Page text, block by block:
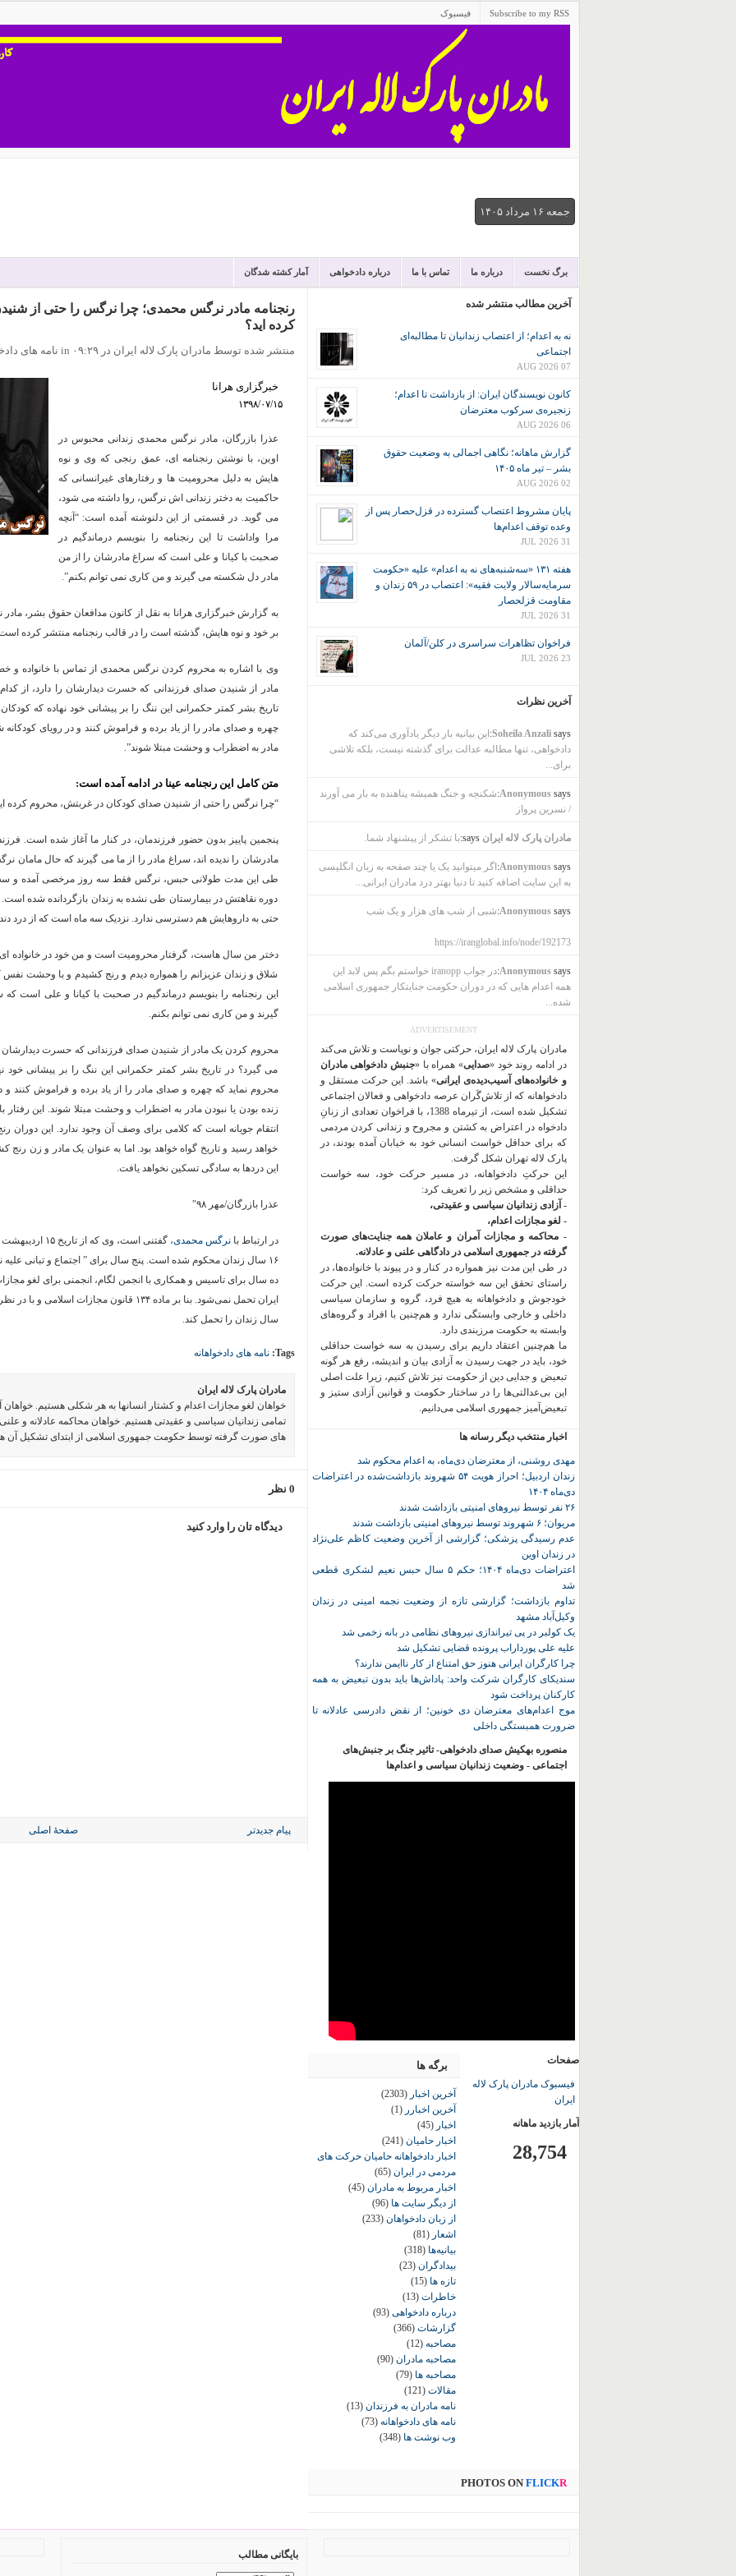
Subscribe to my RSS فیسبوک
جمعه ۱۶ مرداد ۱۴۰۵
برگ نخست درباره ما تماس با ما درباره دادخواهی آمار کشته شدگان
رنجنامه مادر نرگس محمدی؛ چرا نرگس را حتی از
کرده اید؟
منتشر شده توسط مادران پارک لاله ایران در ۰۹:۲۹ in نامه های
خبرگزاری هرانا
۱۳۹۸/۰۷/۱۵
عذرا بازرگان، مادر نرگس محمدی زندانی محبوس در
اوین، با نوشتن رنجنامه ای، عمق رنجی که وی و نوه
هایش به دلیل محرومیت ها و رفتارهای غیرانسانی که
حاکمیت به دختر زندانی اش نرگس، روا داشته می شود،
می گوید. در قسمتی از این دلنوشته آمده است: “ آنچه
مرا واداشت تا این رنجنامه را بنویسم درماندگیم در
صحبت با کیانا و علی است که سراغ مادرشان را از من
مادر دل شکسته می گیرند و من کاری نمی توانم بکنم”.
به گزارش خبرگزاری هرانا به نقل از کانون مدافعان حقوق بشر،
بر خود و نوه هایش، گذشته است را در قالب رنجنامه منتشر کرده
وی با اشاره به محروم کردن نرگس محمدی از تماس با خانواده و
مادر از شنیدن صدای فرزندانی که حسرت دیدارشان را دارد، از
تاریخ بشر کمتر حکمرانی این ننگ را بر پیشانی خود نهاده که
چهره و صدای مادر را از یاد برده و فراموش کنند و در رویای
مادر به اضطراب و وحشت مبتلا شوند”.
متن کامل این رنجنامه عینا در ادامه آمده است:
“چرا نرگس را حتی از شنیدن صدای کودکان در غربتش، محروم کرده
پنجمین پاییز بدون حضور فرزندمان، در کنار ما آغاز شده است.
مادرشان را ندیده اند، سراغ مادر را از ما می گیرند که حال
طی این مدت طولانی حبس، نرگس فقط سه روز مرخصی آمده و سه
دوره نقاهتش در بیمارستان طی نشده به زندان بازگردانده شده
حتی به داروهایش هم دسترسی ندارد. نزدیک سه ماه است که از درد
دختر من سال هاست، گرفتار محرومیت است و من خود در خانواده ای
شلاق و زندان عزیزانم را همواره دیدم و رنج کشیدم و با وحشت نفس
این رنجنامه را بنویسم درماندگیم در صحبت با کیانا و علی است
گیرند و من کاری نمی توانم بکنم.
محروم کردن یک مادر از شنیدن صدای فرزندانی که حسرت دیدارشان
می گیرد؟ در تاریخ بشر کمتر حکمرانی این ننگ را بر پیشانی خود
محروم نماید که چهره و صدای مادر را از یاد برده و فراموش کنند
زنده بودن یا نبودن مادر به اضطراب و وحشت مبتلا شوند. این رفتار
انتقام جویانه است که کلامی برای وصف آن وجود ندارد. این دوران
خواهد رسید و تاریخ گواه خواهد بود. اما به عنوان یک مادر و زن
این دردها به سادگی تسکین نخواهد یافت.
عذرا بازرگان/مهر ۹۸″
در ارتباط بانرگس محمدی
۱۶ سال زندان محکوم شده است. پنج سال برای ” اجتماع و تبانی علیه
ده سال برای تاسیس و همکاری با انجمن لگام، انجمنی برای لغو
سال زندان را تحمل کند.
Tags: نامه های دادخواهانه
مادران پارک لاله ایران
خواهان لغو مجازات اعدام و کشتار انسانها به هر شکلی هستیم.
تمامی زندانیان سیاسی و عقیدتی هستیم. خواهان محاکمه عادلانه و
های صورت گرفته توسط حکومت جمهوری اسلامی از ابتدای تشکیل آن
0 نظر
دیدگاه تان را وارد کنید
پیام جدیدتر صفحهٔ اصلی
آخرین مطالب منتشر شده
نه به اعدام؛ از اعتصاب زندانیان تا مطالبه‌ای
اجتماعی
07 AUG 2026
کانون نويسندگان ايران: از بازداشت تا اعدام؛
زنجیره‌ی سرکوب معترضان
06 AUG 2026
گزارش ماهانه؛ نگاهی اجمالی به وضعیت حقوق
بشر – تیر ماه ۱۴۰۵
02 AUG 2026
پایان مشروط اعتصاب گسترده در قزل‌حصار پس از
وعده توقف اعدام‌ها
31 JUL 2026
هفته ۱۳۱ «سه‌شنبه‌های نه به اعدام» علیه «حکومت
سرمایه‌سالار ولایت فقیه»: اعتصاب در ۵۹ زندان و
مقاومت قزلحصار
31 JUL 2026
فراخوان تظاهرات سراسری در کلن/آلمان
23 JUL 2026
آخرین نظرات
Soheila Anzalisays:
این بیانیه بار دیگر یادآوری می‌کند که
دادخواهی، تنها مطالبه عدالت برای گذشته نیست، بلکه تلاشی
برای...
Anonymoussays:
شکنجه و جنگ همیشه پناهنده به بار می آورند
/ نسرین پرواز
مادران پارک لاله ایران says: با تشکر از پیشنهاد شما.
Anonymoussays:
اگر میتوانید یک یا چند صفحه به زبان انگلیسی
به این سایت اضافه کنید تا دنیا بهتر درد مادران ایرانی...
Anonymoussays: شبی از شب های هزار و یک شب
https://iranglobal.info/node/192173
Anonymoussays:
در جواب iranopp خواستم بگم پس لابد این
همه اعدام هایی که در دوران حکومت جنایتکار جمهوری اسلامی
شده...
ADVERTISEMENT
مادران پارک لاله ایران، حرکتی جوان و نوپاست و تلاش می‌کند
در ادامه روند خود «صدایی» همراه با «جنبش دادخواهی مادران
و خانواده‌های آسیب‌دیده‌ی ایرانی» باشد. این حرکت مستقل و
دادخواهانه که از تلاش‌گَران عرصه دادخواهی و فعالان اجتماعی
تشکیل شده است، از تیرماه 1388، با فراخوان تعدادی از زنانِ
دادخواه در اعتراض به کشتن و مجروح و زندانی کردن مردمی
که برای حداقل خواست انسانی خود به خیابان آمده بودند، در
پارک لاله تهران شکل گرفت.
این حرکتِ دادخواهانه، در مسیر حرکت خود، سه خواست
حداقلی و مشخص زیر را تعریف کرد:
- آزادی زندانیان سیاسی و عقیدتی،
- لغو مجازات اعدام،
- محاکمه و مجازات آمران و عاملان همه جنایت‌های صورت
گرفته در جمهوری اسلامی در دادگاهی علنی و عادلانه.
در طی این مدت نیز همواره در کنار و در پیوند با خانواده‌ها، در
راستای تحقق این سه خواسته حرکت کرده است. این حرکت
خودجوش و دادخواهانه به هیچ فرد، گروه و سازمان سیاسی
داخلی و خارجی وابستگی ندارد و هم‌چنین با افراد و گروه‌های
وابسته به حکومت مرزبندی دارد.
ما هم‌چنین اعتقاد داریم برای رسیدن به سه خواست حداقلی
خود، باید در جهت رسیدن به آزادی بیان و اندیشه، رفع هر گونه
تبعیض و جدایی دین از حکومت نیز تلاش کنیم، زیرا علت اصلی
این بی‌عدالتی‌ها را در ساختار حکومت و قوانین آزادی ستیز و
تبعیض‌آمیز جمهوری اسلامی می‌دانیم.
اخبار منتخب دیگر رسانه ها
مهدی روشنی، از معترضان دی‌ماه، به اعدام محکوم شد
زندان اردبیل؛ احراز هویت ۵۴ شهروند بازداشت‌شده در اعتراضات
دی‌ماه ۱۴۰۴
۲۶ نفر توسط نیروهای امنیتی بازداشت شدند
مریوان؛ ۶ شهروند توسط نیروهای امنیتی بازداشت شدند
عدم رسیدگی پزشکی؛ گزارشی از آخرین وضعیت کاظم علی‌نژاد
در زندان اوین
اعتراضات دی‌ماه ۱۴۰۴؛ حکم ۵ سال حبس نعیم لشکری قطعی
شد
تداوم بازداشت؛ گزارشی تازه از وضعیت نجمه امینی در زندان
وکیل‌آباد مشهد
یک کولبر در پی تیراندازی نیروهای نظامی در بانه زخمی شد
علیه علی پورداراب پرونده قضایی تشکیل شد
چرا کارگران ایرانی هنوز حق امتناع از کار ناایمن ندارند؟
سندیکای کارگران شرکت واحد: پاداش‌ها باید بدون تبعیض به همه
کارکنان پرداخت شود
موج اعدام‌های معترضان دی‌ خونین؛ از نقض دادرسی عادلانه تا
ضرورت همبستگی داخلی
منصوره بهکیش صدای دادخواهی- تاثیر جنگ بر جنبش‌های
اجتماعی - وضعیت زندانیان سیاسی و اعدام‌ها
برگه ها
آخرین اخبار (2303)
آخرین اخبارر (1)
اخبار (45)
اخبار حامیان (241)
اخبار دادخواهانه حامیان حرکت های
مردمی در ایران (65)
اخبار مربوط به مادران (45)
از دیگر سایت ها (96)
از زبان دادخواهان (233)
اشعار (81)
بیانیه‌ها (318)
بیدادگران (23)
تازه ها (15)
خاطرات (13)
درباره دادخواهی (93)
گزارشات (366)
مصاحبه (12)
مصاحبه مادران (90)
مصاحبه ها (79)
مقالات (121)
نامه مادران به فرزندان (13)
نامه های دادخواهانه (73)
وب نوشت ها (348)
صفحات
فیسبوک مادران پارک لاله
ایران
آمار بازدید ماهانه
28,754
PHOTOS ON FLICKR
بایگانی مطالب